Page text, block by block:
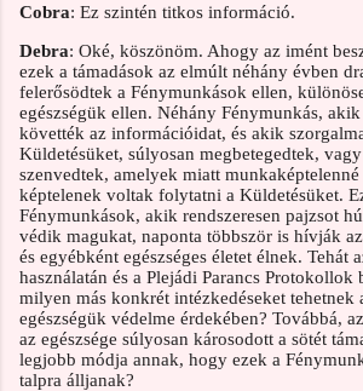
Cobra: Ez szintén titkos információ.
Debra: Oké, köszönöm. Ahogy az imént
ezek a támadások az elmúlt néhány évben
felerősödtek a Fénymunkások ellen,
egészségük ellen. Néhány Fénymunkás,
követték az információidat, és akik
Küldetésüket, súlyosan megbetegedtek,
szenvedtek, amelyek miatt
képtelenek voltak folytatni a Küldetésüket.
Fénymunkások, akik rendszeresen pajzsot
védik magukat, naponta többször is hívják
és egyébként egészséges életet élnek. Tehát
használatán és a Plejádi Parancs Protokollok
milyen más konkrét intézkedéseket tehetnek
egészségük védelme érdekében? Továbbá,
az egészsége súlyosan károsodott a sötét
legjobb módja annak, hogy ezek a
talpra álljanak?